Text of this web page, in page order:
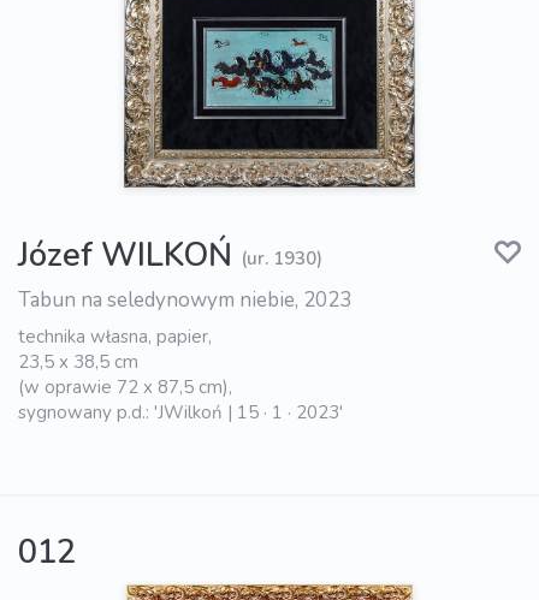
Józef WILKOŃ (ur. 1930)
Tabun na seledynowym niebie, 2023
technika własna, papier,
23,5 x 38,5 cm
(w oprawie 72 x 87,5 cm),
sygnowany p.d.: 'JWilkoń | 15 · 1 · 2023'
012